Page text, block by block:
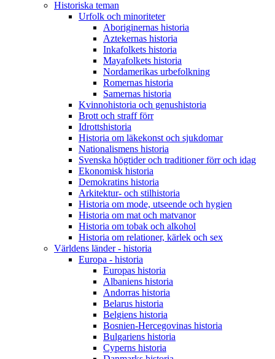
Historiska teman
Urfolk och minoriteter
Aboriginernas historia
Aztekernas historia
Inkafolkets historia
Mayafolkets historia
Nordamerikas urbefolkning
Romernas historia
Samernas historia
Kvinnohistoria och genushistoria
Brott och straff förr
Idrottshistoria
Historia om läkekonst och sjukdomar
Nationalismens historia
Svenska högtider och traditioner förr och idag
Ekonomisk historia
Demokratins historia
Arkitektur- och stilhistoria
Historia om mode, utseende och hygien
Historia om mat och matvanor
Historia om tobak och alkohol
Historia om relationer, kärlek och sex
Världens länder - historia
Europa - historia
Europas historia
Albaniens historia
Andorras historia
Belarus historia
Belgiens historia
Bosnien-Hercegovinas historia
Bulgariens historia
Cyperns historia